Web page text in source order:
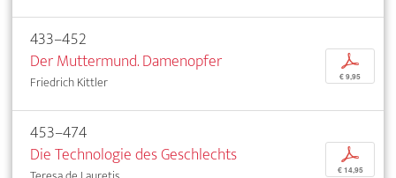
433–452
Der Muttermund. Damenopfer
Friedrich Kittler
p
€ 9,95
453–474
Die Technologie des Geschlechts
p
€ 14,95